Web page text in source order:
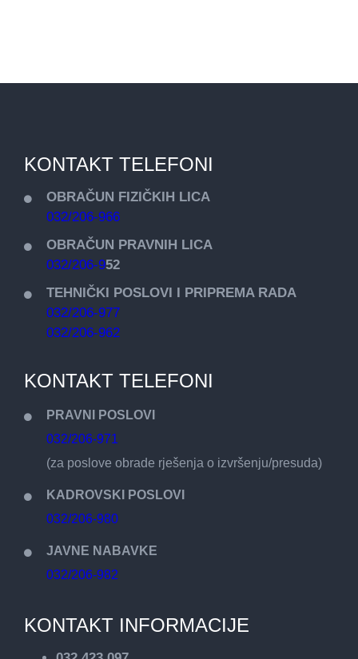
KONTAKT TELEFONI
OBRAČUN FIZIČKIH LICA
032/206-966
OBRAČUN PRAVNIH LICA
032/206-952
TEHNIČKI POSLOVI I PRIPREMA RADA
032/206-977
032/206-962
KONTAKT TELEFONI
PRAVNI POSLOVI
032/206-971
(za poslove obrade rješenja o izvršenju/presuda)
KADROVSKI POSLOVI
032/206-980
JAVNE NABAVKE
032/206-982
KONTAKT INFORMACIJE